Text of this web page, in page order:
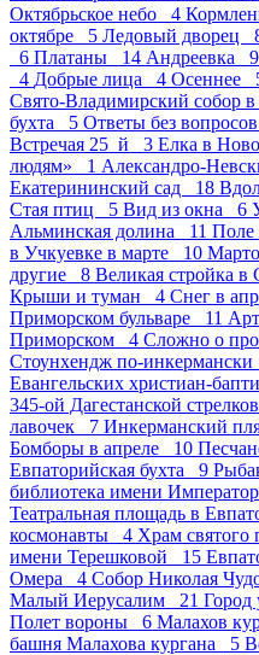
Октябрьское небо 4
октябре 5 Ледовый дворец
6 Платаны 14 Андреевка 9
4 Добрые лица 4 Осеннее
Свято-Владимирский собор
бухта 5 Ответы без
Встречая 25_й 3 Елка в
людям» 1 Александро-
Екатерининский сад 18
Стая птиц 5 Вид из окна 6
Альминская долина 11 Поле
в Учкуевке в марте 10
другие 8 Великая стройка в
Крыши и туман 4 Снег в
Приморском бульваре 11
Приморском 4 Сложно о
Стоунхендж по-
Евангельских христиан-
345-ой Дагестанской
лавочек 7 Инкерманский
Бомборы в апреле 10
Евпаторийская бухта 9
библиотека имени
Театральная площадь в
космонавты 4 Храм
имени Терешковой 15
Омера 4 Собор Николая
Малый Иерусалим 21
Полет вороны 6 Малахов
башня Малахова кургана 5